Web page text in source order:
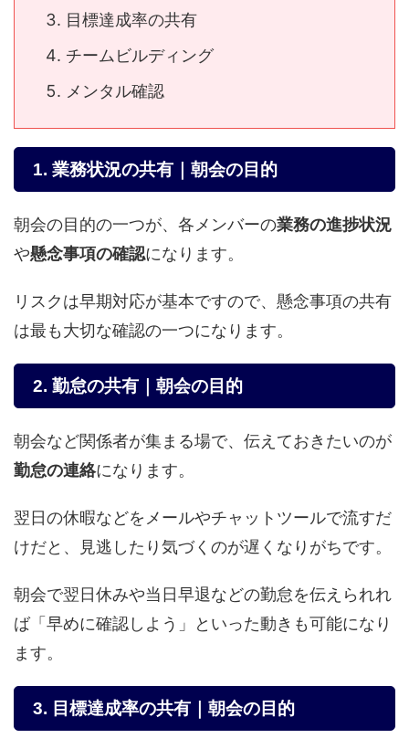
目標達成率の共有
チームビルディング
メンタル確認
1. 業務状況の共有｜朝会の目的
朝会の目的の一つが、各メンバーの業務の進捗状況
や懸念事項の確認になります。
リスクは早期対応が基本ですので、懸念事項の共有
は最も大切な確認の一つになります。
2. 勤怠の共有｜朝会の目的
朝会など関係者が集まる場で、伝えておきたいのが
勤怠の連絡になります。
翌日の休暇などをメールやチャットツールで流すだ
けだと、見逃したり気づくのが遅くなりがちです。
朝会で翌日休みや当日早退などの勤怠を伝えられれ
ば「早めに確認しよう」といった動きも可能になり
ます。
3. 目標達成率の共有｜朝会の目的